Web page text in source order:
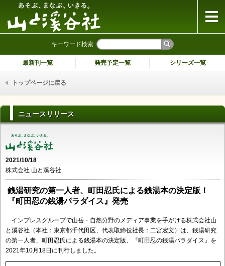
キーワード検索
最新刊一覧 発売予定一覧 シリーズ一覧
トップページに戻る
ニュースリリース
2021/10/18
株式会社 山と溪谷社
銭湯研究の第一人者、町田忍氏による銭湯本の決定版！
『町田忍の銭湯パラダイス』発売
インプレスグループで山岳・自然分野のメディア事業を手がける株式会社山
と溪谷社（本社：東京都千代田区、代表取締役社長：二宮宏文）は、銭湯研究
の第一人者、町田忍氏による銭湯本の決定版、『町田忍の銭湯パラダイス』を
2021年10月18日に刊行しました。